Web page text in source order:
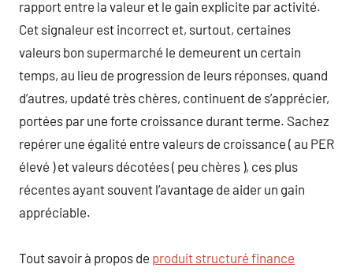
rapport entre la valeur et le gain explicite par activité.
Cet signaleur est incorrect et, surtout, certaines
valeurs bon supermarché le demeurent un certain
temps, au lieu de progression de leurs réponses, quand
d’autres, updaté très chères, continuent de s’apprécier,
portées par une forte croissance durant terme. Sachez
repérer une égalité entre valeurs de croissance ( au PER
élevé ) et valeurs décotées ( peu chères ), ces plus
récentes ayant souvent l’avantage de aider un gain
appréciable.
Tout savoir à propos de produit structuré finance